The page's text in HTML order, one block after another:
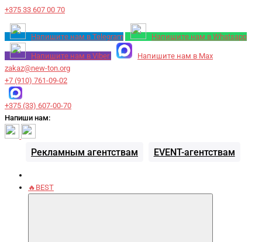
+375 33 607 00 70
Напишите нам в Telegram Напишите нам в Whatsapp
Напишите нам в Viber
Напишите нам в Max
zakaz@new-ton.org
+7 (910) 761-09-02
+375 (33) 607-00-70
Напиши нам:
Рекламным агентствам EVENT-агентствам
🔥BEST